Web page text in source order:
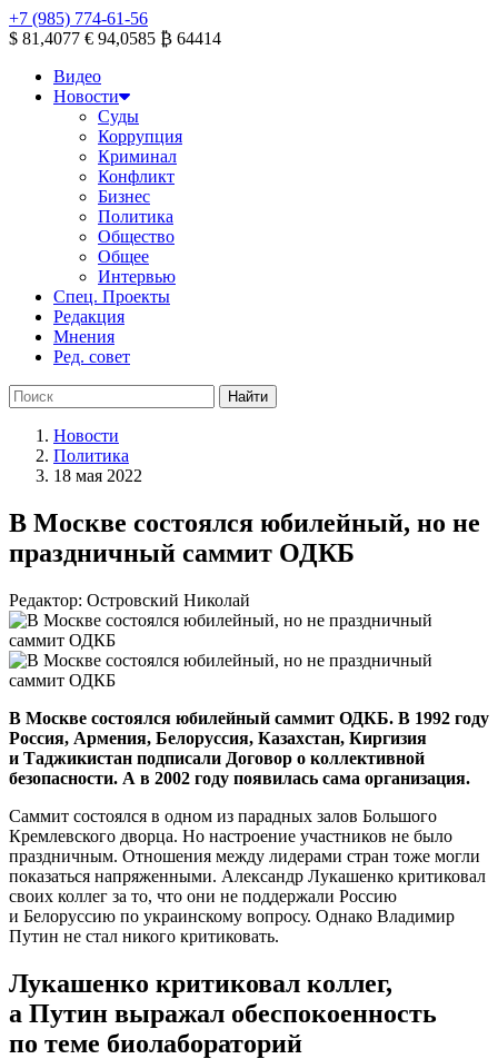
+7 (985) 774-61-56
$ 81,4077 € 94,0585 ₿ 64414
Видео
Новости
Суды
Коррупция
Криминал
Конфликт
Бизнес
Политика
Общество
Общее
Интервью
Спец. Проекты
Редакция
Мнения
Ред. совет
Новости
Политика
18 мая 2022
В Москве состоялся юбилейный, но не
праздничный саммит ОДКБ
Редактор: Островский Николай
В Москве состоялся юбилейный саммит ОДКБ. В 1992 году
Россия, Армения, Белоруссия, Казахстан, Киргизия
и Таджикистан подписали Договор о коллективной
безопасности. А в 2002 году появилась сама организация.
Саммит состоялся в одном из парадных залов Большого
Кремлевского дворца. Но настроение участников не было
праздничным. Отношения между лидерами стран тоже могли
показаться напряженными. Александр Лукашенко критиковал
своих коллег за то, что они не поддержали Россию
и Белоруссию по украинскому вопросу. Однако Владимир
Путин не стал никого критиковать.
Лукашенко критиковал коллег,
а Путин выражал обеспокоенность
по теме биолабораторий